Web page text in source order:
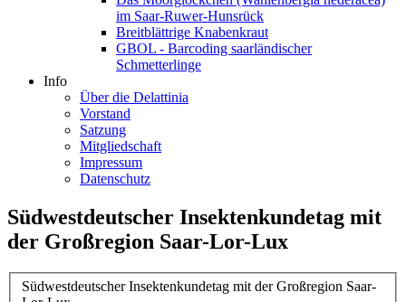
im Saar-Ruwer-Hunsrück
Breitblättrige Knabenkraut
GBOL - Barcoding saarländischer
Schmetterlinge
Info
Über die Delattinia
Vorstand
Satzung
Mitgliedschaft
Impressum
Datenschutz
Südwestdeutscher Insektenkundetag mit
der Großregion Saar-Lor-Lux
Südwestdeutscher Insektenkundetag mit der Großregion Saar-